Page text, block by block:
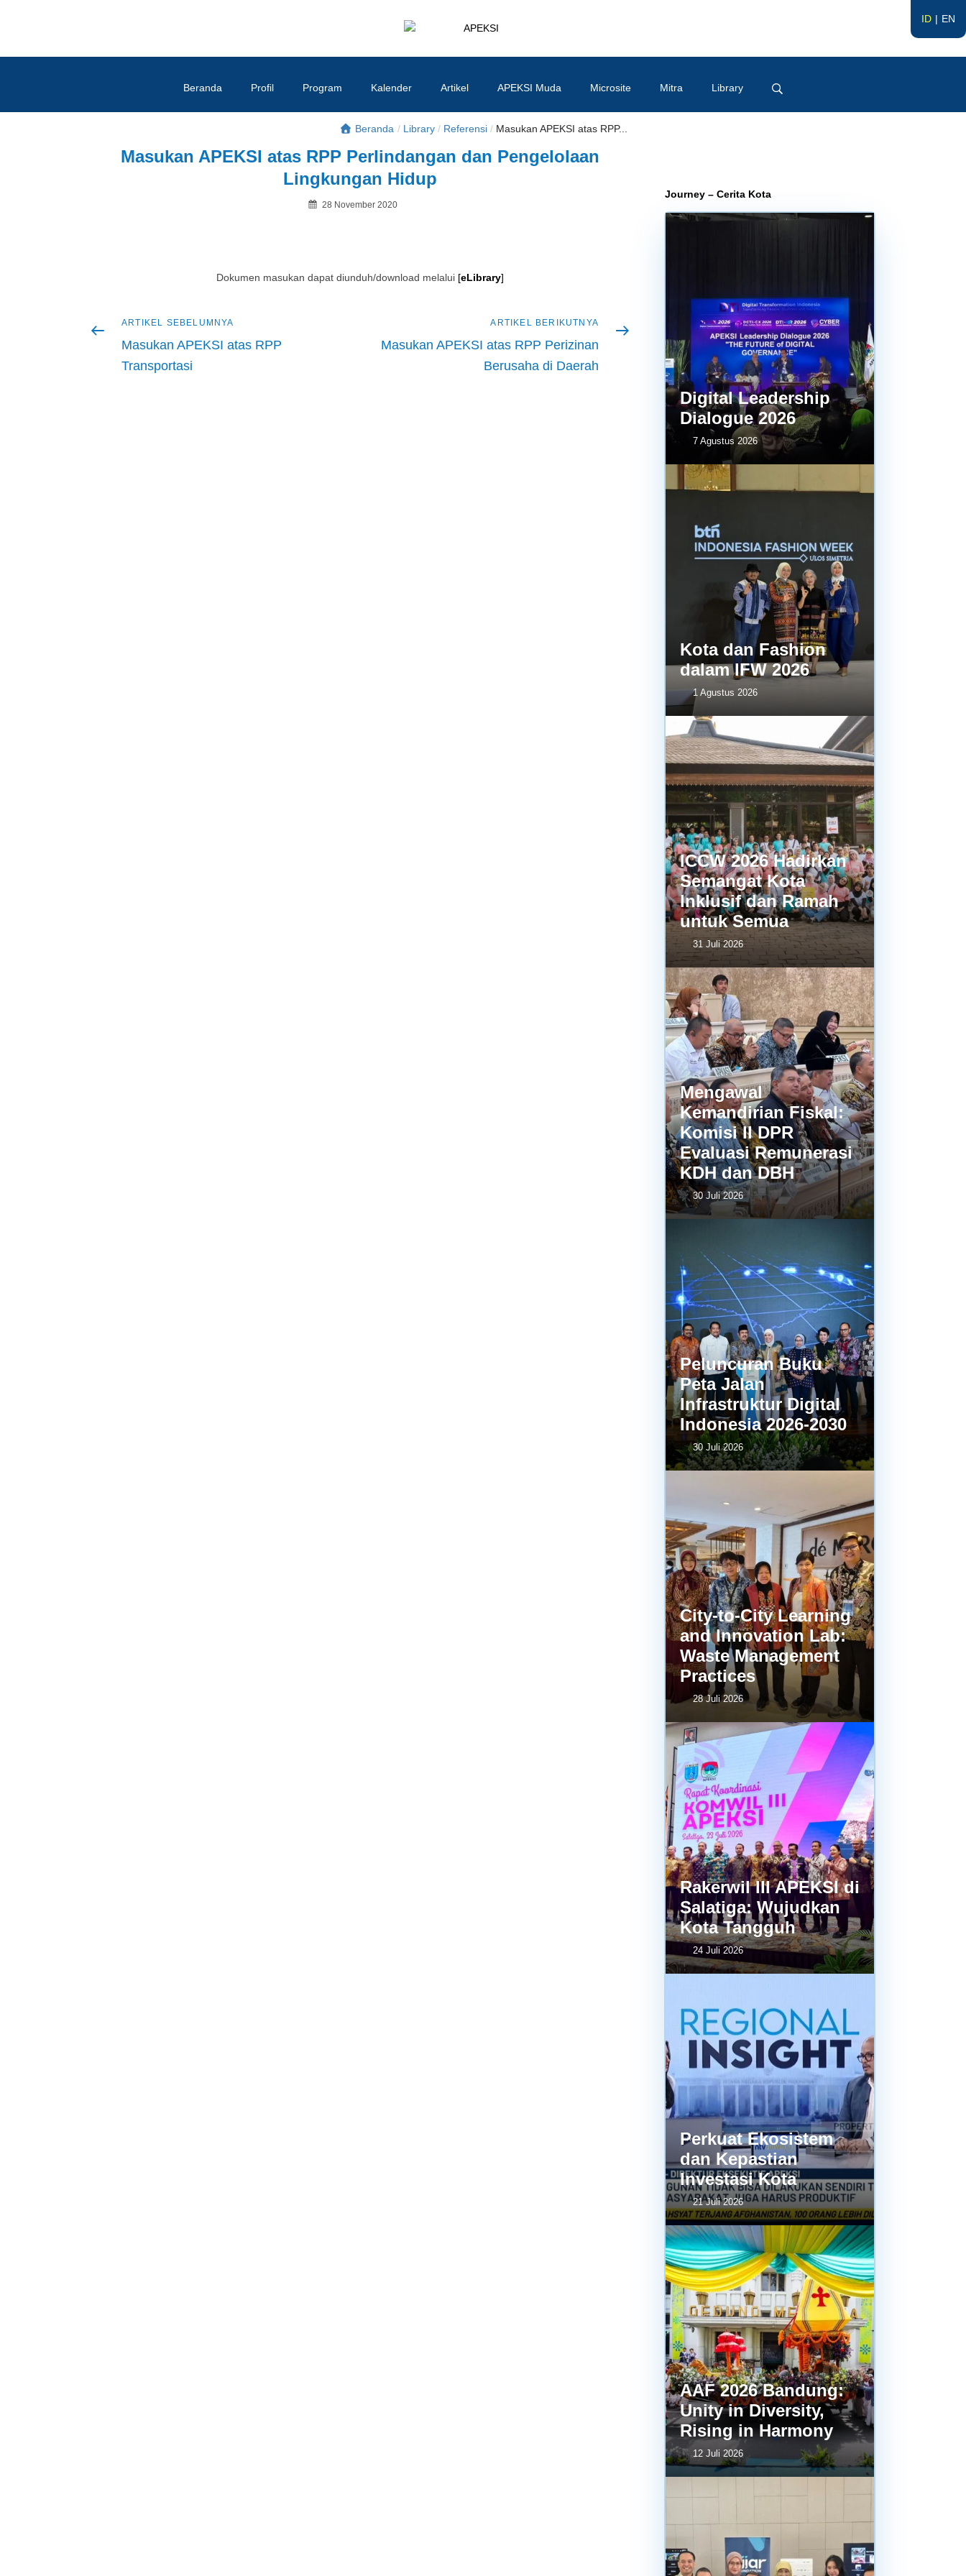
ID EN
APEKSI
Beranda Profil Program Kalender Artikel APEKSI Muda Microsite Mitra Library
Beranda / Library / Referensi / Masukan APEKSI atas RPP...
Masukan APEKSI atas RPP Perlindangan dan Pengelolaan
Lingkungan Hidup
Posted
28 November 2020
Dokumen masukan dapat diunduh/download melalui [eLibrary]
Navigasi
pos
Artikel
sebelumnya
ARTIKEL SEBELUMNYA
Masukan APEKSI atas RPP
Transportasi
berikutnya
ARTIKEL BERIKUTNYA
Masukan APEKSI atas RPP Perizinan
Berusaha di Daerah
Journey – Cerita Kota
Digital Leadership
Dialogue 2026
7 Agustus 2026
Kota dan Fashion
dalam IFW 2026
1 Agustus 2026
ICCW 2026 Hadirkan
Semangat Kota
Inklusif dan Ramah
untuk Semua
31 Juli 2026
Mengawal
Kemandirian Fiskal:
Komisi II DPR
Evaluasi Remunerasi
KDH dan DBH
30 Juli 2026
Peluncuran Buku
Peta Jalan
Infrastruktur Digital
Indonesia 2026-2030
30 Juli 2026
City-to-City Learning
and Innovation Lab:
Waste Management
Practices
28 Juli 2026
Rakerwil III APEKSI di
Salatiga: Wujudkan
Kota Tangguh
24 Juli 2026
Perkuat Ekosistem
dan Kepastian
Investasi Kota
21 Juli 2026
AAF 2026 Bandung:
Unity in Diversity,
Rising in Harmony
12 Juli 2026